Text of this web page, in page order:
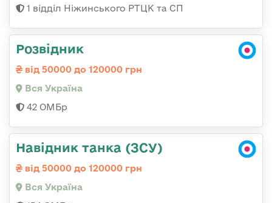
1 відділ Ніжинського РТЦК та СП
Розвідник
від 50000 до 120000 грн
Вся Україна
42 ОМБр
Навідник танка (ЗСУ)
від 50000 до 120000 грн
Вся Україна